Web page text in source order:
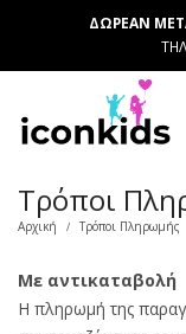
ΔΩΡΕΑΝ
Τρόποι
Αρχική / Τρόποι Πληρωμής
Με αντικαταβολή
Η πληρωμή της